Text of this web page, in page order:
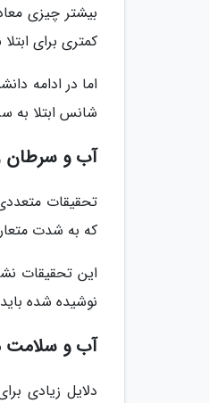
کمتری برای
شانس ابتلا به
آب و سرطان
تحقیقات
که به شدت
نوشیده شده
آب و سلامت
دلایل زیادی